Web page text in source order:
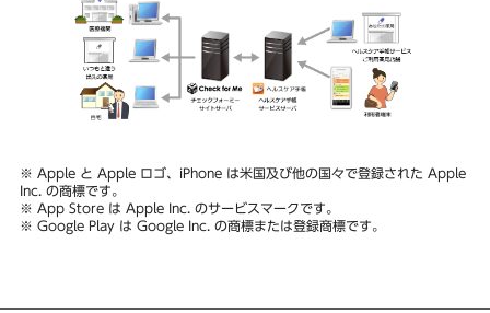
※ Apple と Apple ロゴ、iPhone は米国及び他の国々で登録された Apple
Inc. の商標です。
※ App Store は Apple Inc. のサービスマークです。
※ Google Play は Google Inc. の商標または登録商標です。